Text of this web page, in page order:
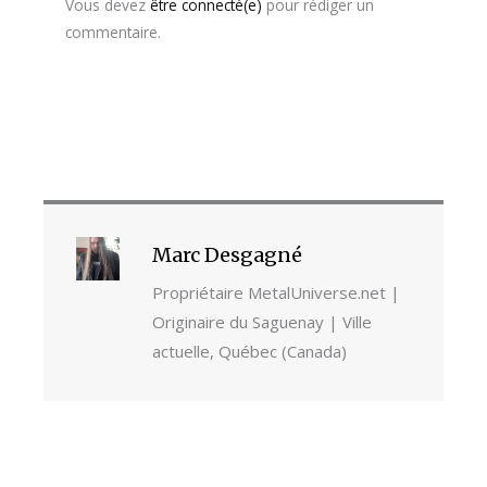
Vous devez être connecté(e) pour rédiger un
commentaire.
Marc Desgagné
Propriétaire MetalUniverse.net |
Originaire du Saguenay | Ville
actuelle, Québec (Canada)